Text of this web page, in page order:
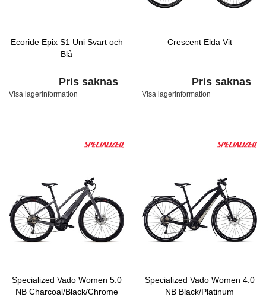
Ecoride Epix S1 Uni Svart och
Blå
Pris saknas
Visa lagerinformation
Crescent Elda Vit
Pris saknas
Visa lagerinformation
Specialized Vado Women 5.0
NB Charcoal/Black/Chrome
Specialized Vado Women 4.0
NB Black/Platinum